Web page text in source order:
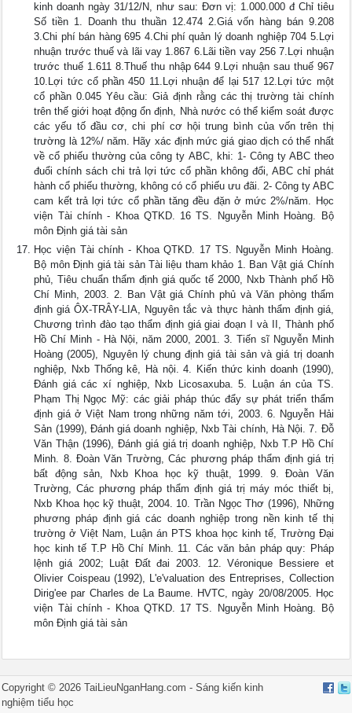
kinh doanh ngày 31/12/N, như sau: Đơn vị: 1.000.000 đ Chỉ tiêu
Số tiền 1. Doanh thu thuần 12.474 2.Giá vốn hàng bán 9.208
3.Chi phí bán hàng 695 4.Chi phí quản lý doanh nghiệp 704 5.Lợi
nhuận trước thuế và lãi vay 1.867 6.Lãi tiền vay 256 7.Lợi nhuận
trước thuế 1.611 8.Thuế thu nhập 644 9.Lợi nhuận sau thuế 967
10.Lợi tức cổ phần 450 11.Lợi nhuận để lại 517 12.Lợi tức một
cổ phần 0.045 Yêu cầu: Giả định rằng các thị trường tài chính
trên thế giới hoạt động ổn định, Nhà nước có thể kiểm soát được
các yếu tố đầu cơ, chi phí cơ hội trung bình của vốn trên thị
trường là 12%/ năm. Hãy xác định mức giá giao dịch có thể nhất
về cổ phiếu thường của công ty ABC, khi: 1- Công ty ABC theo
đuổi chính sách chi trả lợi tức cổ phần không đổi, ABC chỉ phát
hành cổ phiếu thường, không có cổ phiếu ưu đãi. 2- Công ty ABC
cam kết trả lợi tức cổ phần tăng đều đặn ở mức 2%/năm. Học
viện Tài chính - Khoa QTKD. 16 TS. Nguyễn Minh Hoàng. Bộ
môn Định giá tài sản
Học viện Tài chính - Khoa QTKD. 17 TS. Nguyễn Minh Hoàng.
Bộ môn Định giá tài sản Tài liệu tham khảo 1. Ban Vật giá Chính
phủ, Tiêu chuẩn thẩm định giá quốc tế 2000, Nxb Thành phố Hồ
Chí Minh, 2003. 2. Ban Vật giá Chính phủ và Văn phòng thẩm
định giá ÔX-TRÂY-LIA, Nguyên tắc và thực hành thẩm định giá,
Chương trình đào tạo thẩm định giá giai đoạn I và II, Thành phố
Hồ Chí Minh - Hà Nội, năm 2000, 2001. 3. Tiến sĩ Nguyễn Minh
Hoàng (2005), Nguyên lý chung định giá tài sản và giá trị doanh
nghiệp, Nxb Thống kê, Hà nội. 4. Kiến thức kinh doanh (1990),
Đánh giá các xí nghiệp, Nxb Licosaxuba. 5. Luận án của TS.
Phạm Thị Ngọc Mỹ: các giải pháp thúc đẩy sự phát triển thẩm
định giá ở Việt Nam trong những năm tới, 2003. 6. Nguyễn Hải
Sản (1999), Đánh giá doanh nghiệp, Nxb Tài chính, Hà Nội. 7. Đỗ
Văn Thận (1996), Đánh giá giá trị doanh nghiệp, Nxb T.P Hồ Chí
Minh. 8. Đoàn Văn Trường, Các phương pháp thẩm định giá trị
bất động sản, Nxb Khoa học kỹ thuật, 1999. 9. Đoàn Văn
Trường, Các phương pháp thẩm định giá trị máy móc thiết bị,
Nxb Khoa học kỹ thuật, 2004. 10. Trần Ngọc Thơ (1996), Những
phương pháp định giá các doanh nghiệp trong nền kinh tế thị
trường ở Việt Nam, Luận án PTS khoa học kinh tế, Trường Đại
học kinh tế T.P Hồ Chí Minh. 11. Các văn bản pháp quy: Pháp
lệnh giá 2002; Luật Đất đai 2003. 12. Véronique Bessiere et
Olivier Coispeau (1992), L'e'valuation des Entreprises, Collection
Dirig'ee par Charles de La Baume. HVTC, ngày 20/08/2005. Học
viện Tài chính - Khoa QTKD. 17 TS. Nguyễn Minh Hoàng. Bộ
môn Định giá tài sản
Copyright ©2026 TaiLieuNganHang.com -Sáng kiến kinh
nghiệm tiểu học